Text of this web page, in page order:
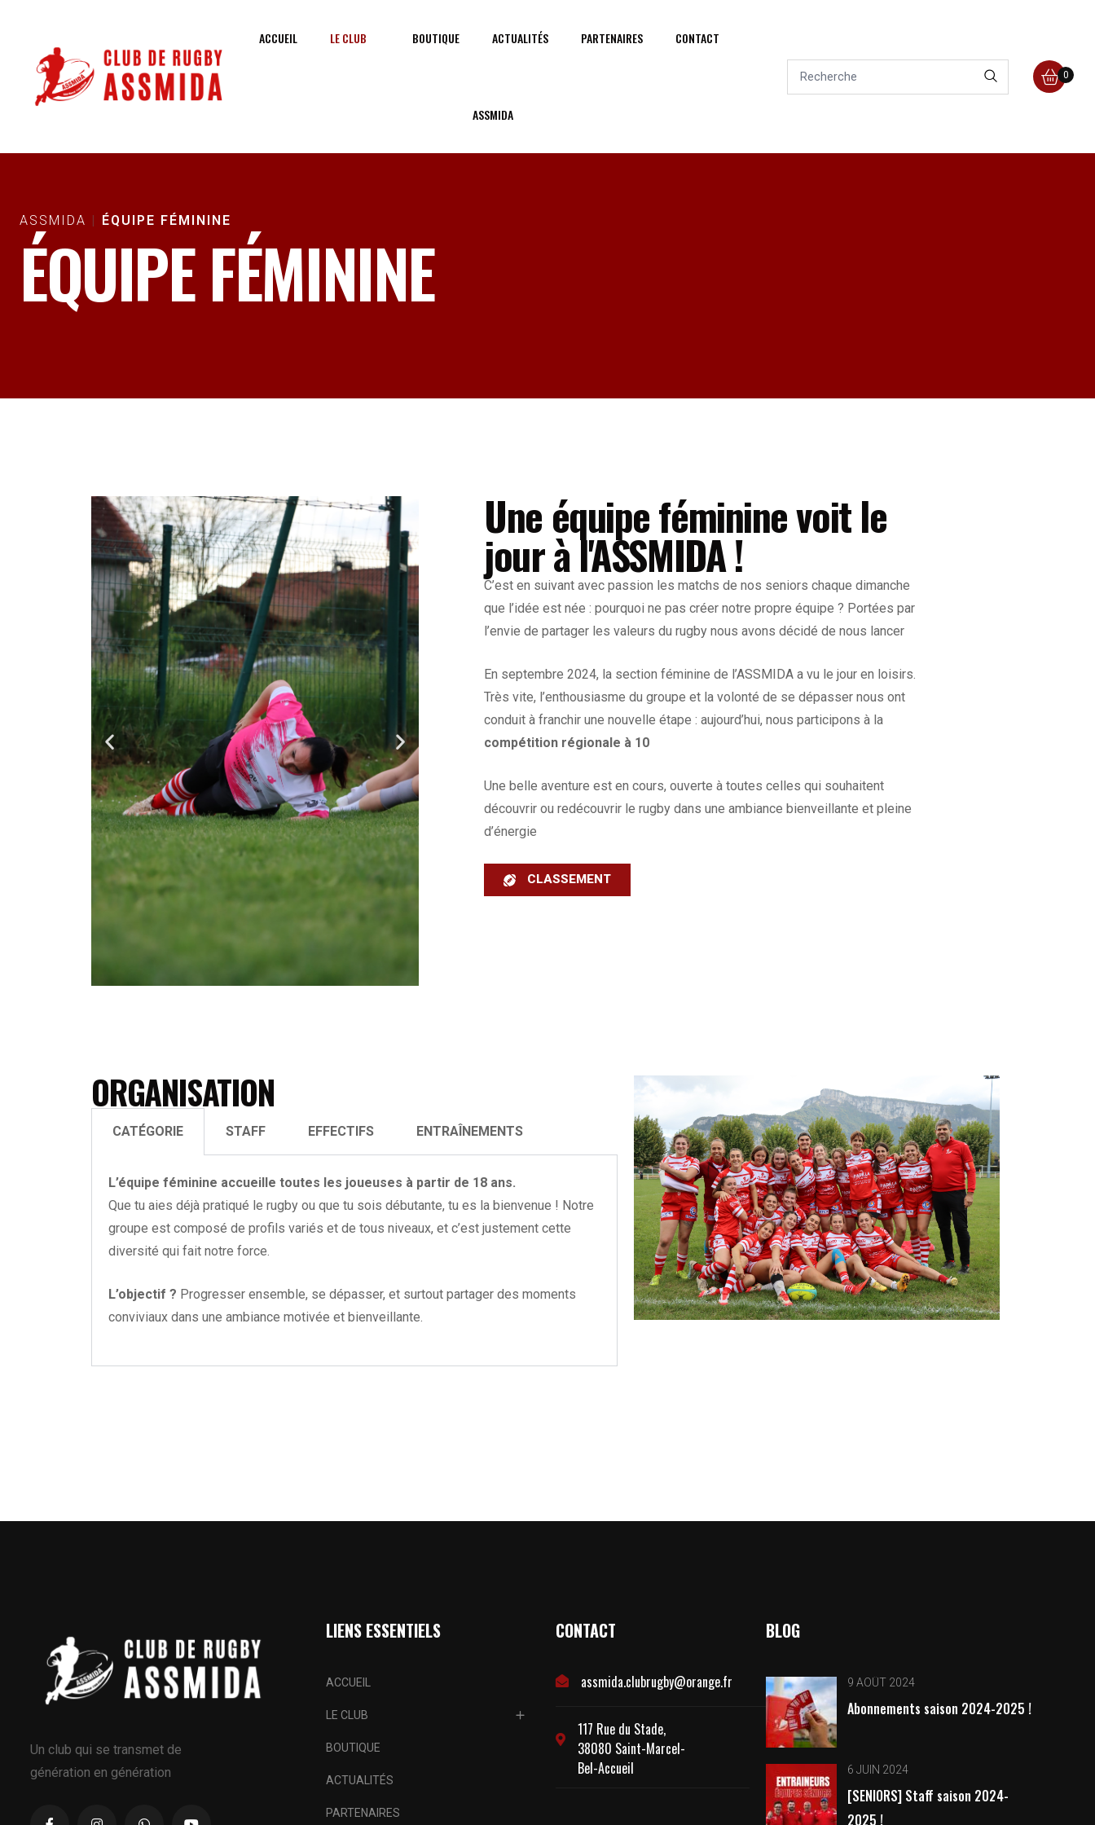
ACCUEIL LE CLUB BOUTIQUE ACTUALITÉS PARTENAIRES CONTACT
ASSMIDA
0
ASSMIDA ÉQUIPE FÉMININE
ÉQUIPE FÉMININE
Une équipe féminine voit le
jour à l'ASSMIDA !
C’est en suivant avec passion les matchs de nos seniors chaque dimanche
que l’idée est née : pourquoi ne pas créer notre propre équipe ? Portées par
l’envie de partager les valeurs du rugby nous avons décidé de nous lancer
En septembre 2024, la section féminine de l’ASSMIDA a vu le jour en loisirs.
Très vite, l’enthousiasme du groupe et la volonté de se dépasser nous ont
conduit à franchir une nouvelle étape : aujourd’hui, nous participons à la
compétition régionale à 10
Une belle aventure est en cours, ouverte à toutes celles qui souhaitent
découvrir ou redécouvrir le rugby dans une ambiance bienveillante et pleine
d’énergie
CLASSEMENT
ORGANISATION
CATÉGORIE STAFF EFFECTIFS ENTRAÎNEMENTS
L’équipe féminine accueille toutes les joueuses à partir de 18 ans.
Que tu aies déjà pratiqué le rugby ou que tu sois débutante, tu es la bienvenue ! Notre
groupe est composé de profils variés et de tous niveaux, et c’est justement cette
diversité qui fait notre force.
L’objectif ? Progresser ensemble, se dépasser, et surtout partager des moments
conviviaux dans une ambiance motivée et bienveillante.
Un club qui se transmet de
génération en génération
LIENS ESSENTIELS
ACCUEIL
LE CLUB
BOUTIQUE
ACTUALITÉS
PARTENAIRES
CONTACT
assmida.clubrugby@orange.fr
117 Rue du Stade,
38080 Saint-Marcel-
Bel-Accueil
BLOG
9 AOÛT 2024
Abonnements saison 2024-2025 !
6 JUIN 2024
[SENIORS] Staff saison 2024-
2025 !